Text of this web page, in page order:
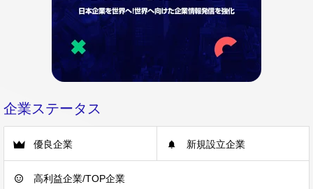
企業ステータス
優良企業 新規設立企業
高利益企業/TOP企業